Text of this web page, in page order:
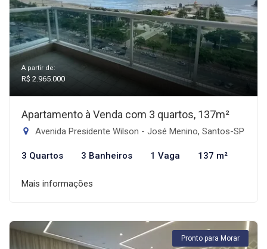
A partir de:
R$ 2.965.000
Apartamento à Venda com 3 quartos, 137m²
Avenida Presidente Wilson - José Menino, Santos-SP
3 Quartos 3 Banheiros 1 Vaga 137 m²
Mais informações
Pronto para Morar